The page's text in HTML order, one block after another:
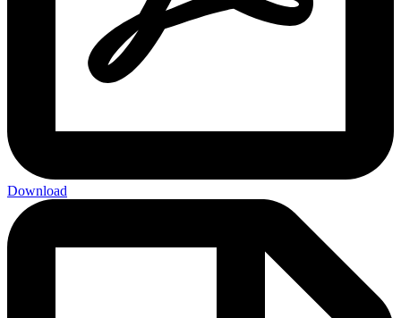
Download